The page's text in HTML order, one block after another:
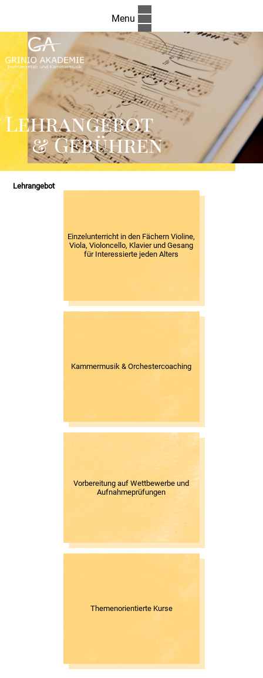
Menu
Lehrangebot
& Gebühren
Lehrangebot
Einzelunterricht in den Fächern Violine,
Viola, Violoncello, Klavier und Gesang
für Interessierte jeden Alters
Kammermusik & Orchestercoaching
Vorbereitung auf Wettbewerbe und
Aufnahmeprüfungen
Themenorientierte Kurse